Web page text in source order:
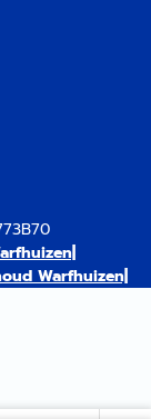
Warfhuizen|